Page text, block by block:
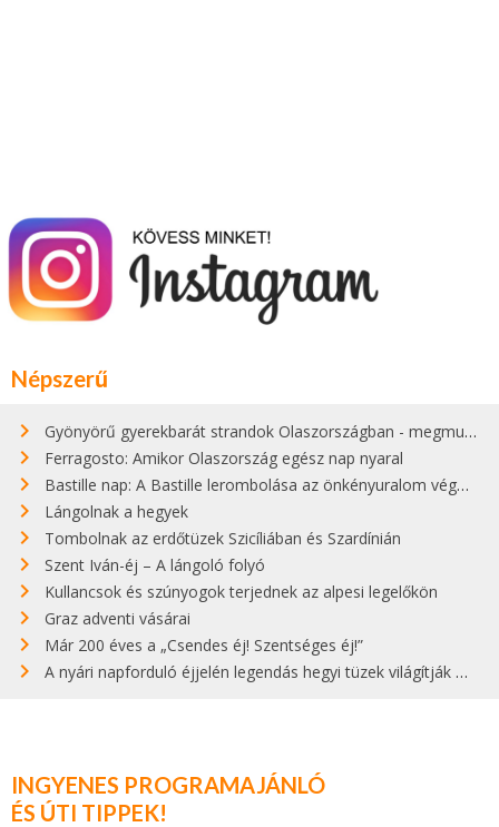
Népszerű
Gyönyörű gyerekbarát strandok Olaszországban - megmutatjuk a 15 legjobbat
Ferragosto: Amikor Olaszország egész nap nyaral
Bastille nap: A Bastille lerombolása az önkényuralom végét jelentette
Lángolnak a hegyek
Tombolnak az erdőtüzek Szicíliában és Szardínián
Szent Iván-éj – A lángoló folyó
Kullancsok és szúnyogok terjednek az alpesi legelőkön
Graz adventi vásárai
Már 200 éves a „Csendes éj! Szentséges éj!”
A nyári napforduló éjjelén legendás hegyi tüzek világítják meg Zugspitzét
INGYENES PROGRAMAJÁNLÓ
ÉS ÚTI TIPPEK!